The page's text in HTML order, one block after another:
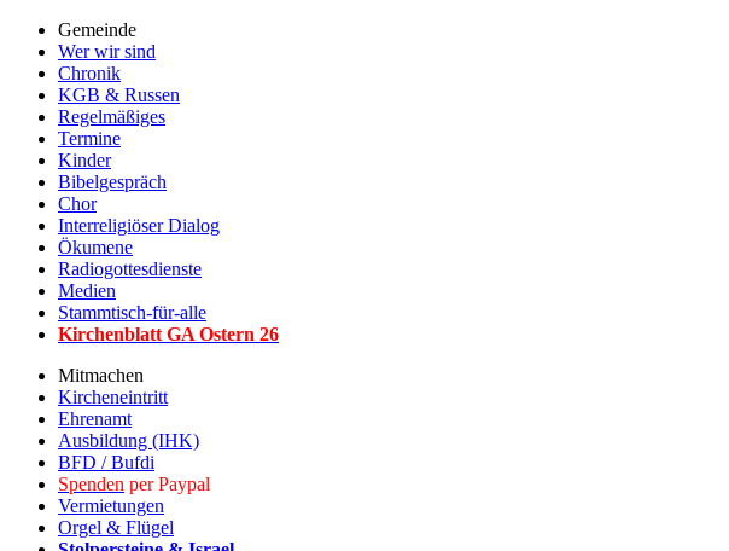
Gemeinde
Wer wir sind
Chronik
KGB & Russen
Regelmäßiges
Termine
Kinder
Bibelgespräch
Chor
Interreligiöser Dialog
Ökumene
Radiogottesdienste
Medien
Stammtisch-für-alle
Kirchenblatt GA Ostern 26
Mitmachen
Kircheneintritt
Ehrenamt
Ausbildung (IHK)
BFD / Bufdi
Spenden per Paypal
Vermietungen
Orgel & Flügel